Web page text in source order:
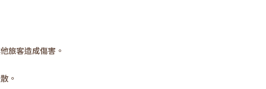
旅客造成傷害。
。